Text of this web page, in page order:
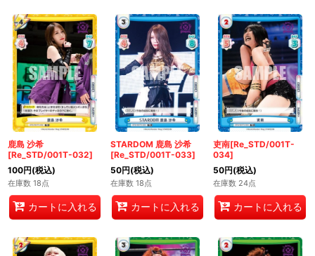
鹿島 沙希
[Re_STD/001T-032]
100円(税込)
在庫数 18点
カートに入れる
STARDOM 鹿島 沙希
[Re_STD/001T-033]
50円(税込)
在庫数 18点
カートに入れる
吏南[Re_STD/001T-
034]
50円(税込)
在庫数 24点
カートに入れる